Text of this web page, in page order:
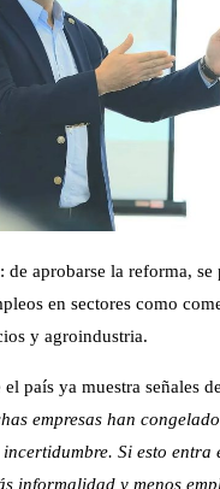
de aprobarse la reforma, se
en sectores como
y agroindustria.
país ya muestra señales
empresas han
Si esto entra
informalidad y menos